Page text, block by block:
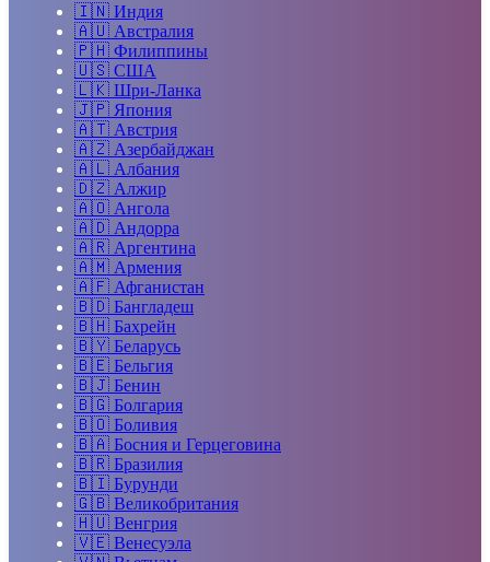
🇮🇳 Индия
🇦🇺 Австралия
🇵🇭 Филиппины
🇺🇸 США
🇱🇰 Шри-Ланка
🇯🇵 Япония
🇦🇹 Австрия
🇦🇿 Азербайджан
🇦🇱 Албания
🇩🇿 Алжир
🇦🇴 Ангола
🇦🇩 Андорра
🇦🇷 Аргентина
🇦🇲 Армения
🇦🇫 Афганистан
🇧🇩 Бангладеш
🇧🇭 Бахрейн
🇧🇾 Беларусь
🇧🇪 Бельгия
🇧🇯 Бенин
🇧🇬 Болгария
🇧🇴 Боливия
🇧🇦 Босния и Герцеговина
🇧🇷 Бразилия
🇧🇮 Бурунди
🇬🇧 Великобритания
🇭🇺 Венгрия
🇻🇪 Венесуэла